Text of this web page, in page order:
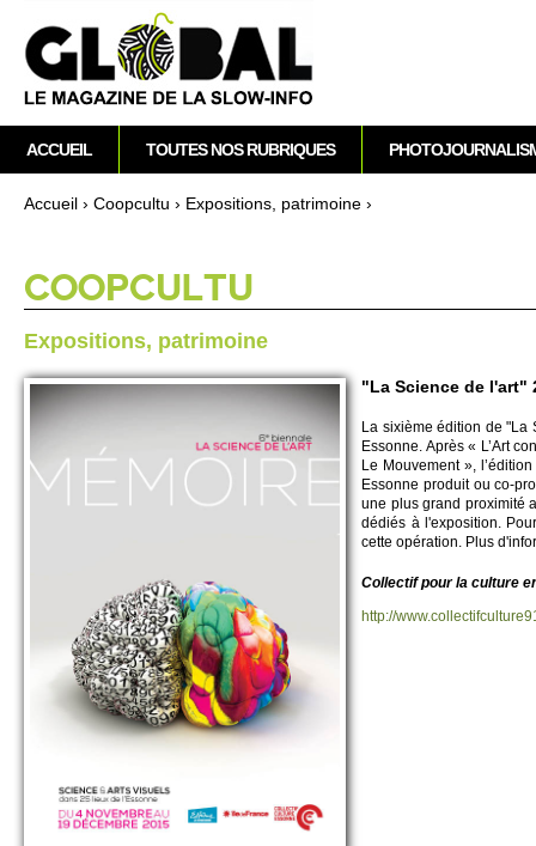
Accueil › Co­opcultu › Expo­si­ti­ons, patri­moine ›
CO­OPCULTU
Expo­si­ti­ons, patri­moine
"La Science de l'art"
La sixième édition de "La
Essonne. Après « L’Art
Le Mouve­ment »,
Essonne produit ou co-
une plus grand pro­ximité
dédiés à l'expo­si­tion.
cette opération. Plus
Co­llectif pour la culture
http://​
M
e
n
r
i
n
i
p
a
l
ACCUEIL TOUTES NOS RUBRIQUES